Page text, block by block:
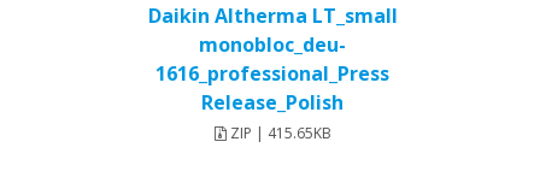
Daikin Altherma LT_small
monobloc_deu-
1616_professional_Press
Release_Polish
ZIP | 415.65KB